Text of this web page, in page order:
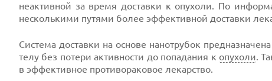
неактивной за время доставки к опухоли. По
несколькими путями более эффективной доставки
Система доставки на основе нанотрубок
телу без потери активности до попадания к опухоли.
в эффективное противораковое лекарство.